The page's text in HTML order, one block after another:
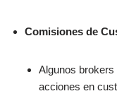
Comisiones de
Algunos
acciones en